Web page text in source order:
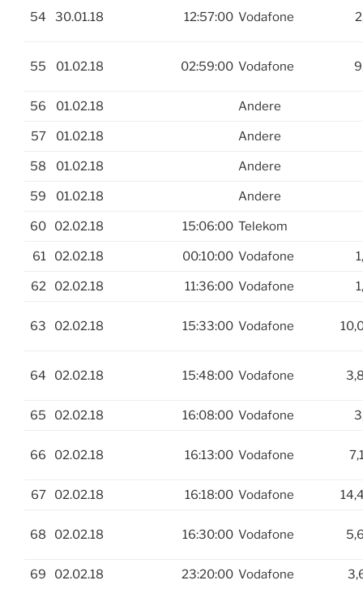
54 30.01.18 12:57:00 Vodafone
55 01.02.18 02:59:00 Vodafone
56 01.02.18 Andere
57 01.02.18 Andere
58 01.02.18 Andere
59 01.02.18 Andere
60 02.02.18 15:06:00 Telekom
61 02.02.18 00:10:00 Vodafone
62 02.02.18 11:36:00 Vodafone
63 02.02.18 15:33:00 Vodafone
64 02.02.18 15:48:00 Vodafone
65 02.02.18 16:08:00 Vodafone
66 02.02.18 16:13:00 Vodafone
67 02.02.18 16:18:00 Vodafone
68 02.02.18 16:30:00 Vodafone
69 02.02.18 23:20:00 Vodafone